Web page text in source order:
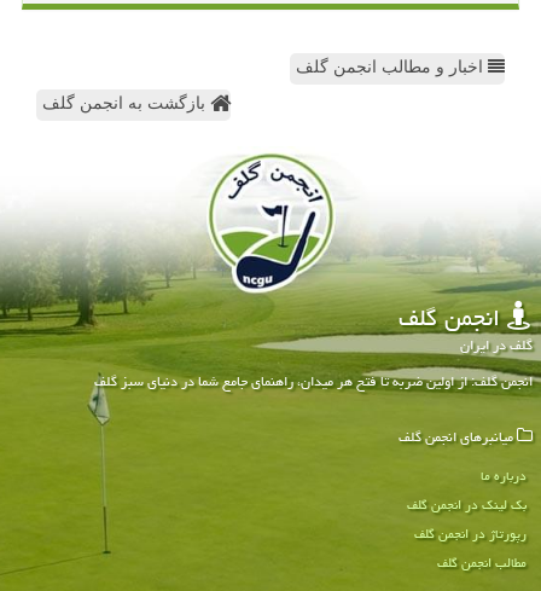
اخبار و مطالب انجمن گلف
بازگشت به انجمن گلف
انجمن گلف
گلف در ایران
انجمن گلف: از اولین ضربه تا فتح هر میدان، راهنمای جامع شما در دنیای سبز گلف
میانبرهای انجمن گلف
درباره ما
بک لینک در انجمن گلف
رپورتاژ در انجمن گلف
مطالب انجمن گلف